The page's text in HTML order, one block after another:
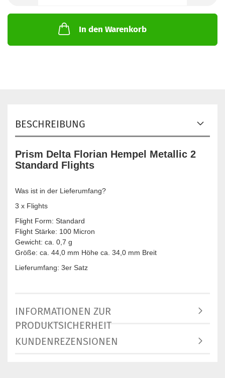
In den Warenkorb
BESCHREIBUNG
Prism Delta Florian Hempel Metallic 2
Standard Flights
Was ist in der Lieferumfang?
3 x Flights
Flight Form: Standard
Flight Stärke: 100 Micron
Gewicht: ca. 0,7 g
Größe: ca. 44,0 mm Höhe ca. 34,0 mm Breit
Lieferumfang: 3er Satz
INFORMATIONEN ZUR
PRODUKTSICHERHEIT
KUNDENREZENSIONEN